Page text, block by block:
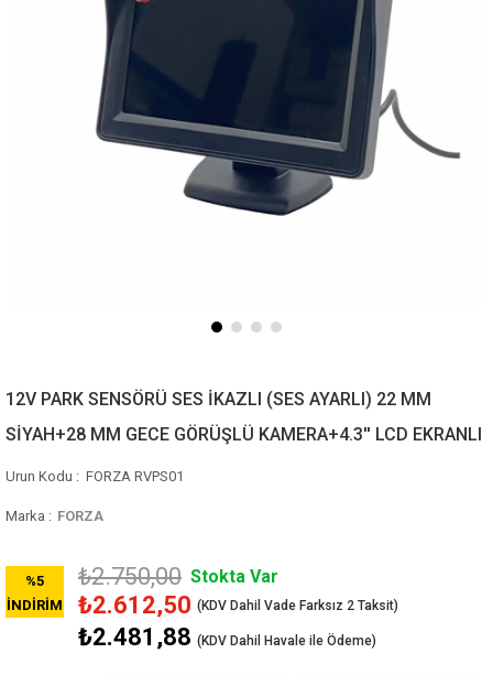
12V PARK SENSÖRÜ SES İKAZLI (SES AYARLI) 22 MM
SİYAH+28 MM GECE GÖRÜŞLÜ KAMERA+4.3'' LCD EKRANLI
FORZA RVPS01
Marka : FORZA
%5
İNDIRIM
₺2.750,00 Stokta Var
₺2.612,50
₺2.481,88 (KDV Dahil Havale ile Ödeme)